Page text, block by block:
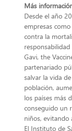
Más
Desde el año
empresas
contra la
Gavi, the
partenariado
salvar la vida
población,
los países más
conseguido un
niños, evitando
El Instituto de